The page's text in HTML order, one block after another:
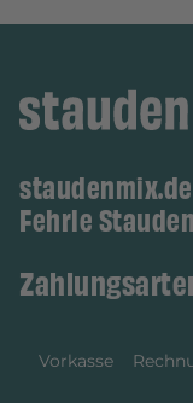
Fehrle Stauden
Vorkasse